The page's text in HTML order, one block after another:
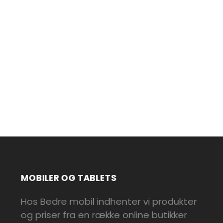
MOBILER OG TABLETS
Hos Bedre mobil indhenter vi produkter
og priser fra en række online butikker